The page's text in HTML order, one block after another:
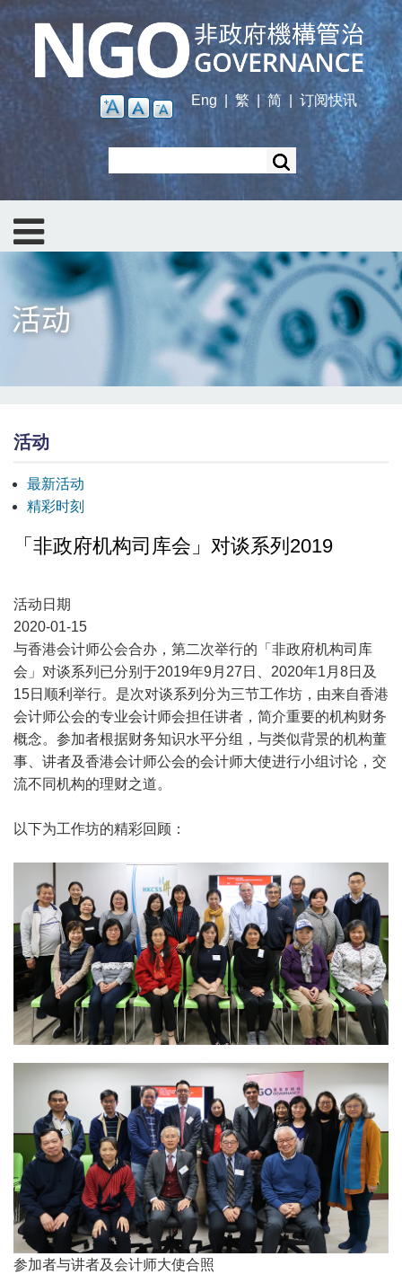
Skip
main
content
Eng
繁 | 简 订阅快讯
活动
最新活动
精彩时刻
「非政府机构司库会」对谈系列2019
活动日期
2020-01-15
与香港会计师公会合办，第二次举行的「非政府机构司库
会」对谈系列已分别于2019年9月27日、2020年1月8日及
15日顺利举行。是次对谈系列分为三节工作坊，由来自香港
会计师公会的专业会计师会担任讲者，简介重要的机构财务
概念。参加者根据财务知识水平分组，与类似背景的机构董
事、讲者及香港会计师公会的会计师大使进行小组讨论，交
流不同机构的理财之道。
以下为工作坊的精彩回顾：
参加者与讲者及会计师大使合照